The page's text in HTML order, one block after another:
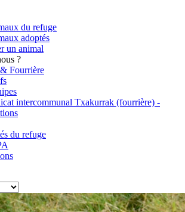
du refuge
adoptés
un animal
?
Fourrière
intercommunal Txakurrak (fourrière) -
du refuge